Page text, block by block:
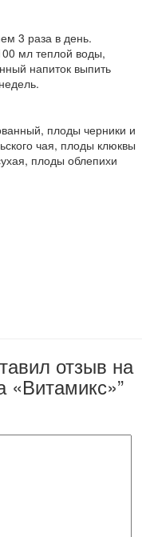
3 раза в день.
мл теплой воды,
напиток выпить
плоды черники и
чая, плоды клюквы
плоды облепихи
отзыв на
«Витамикс»”